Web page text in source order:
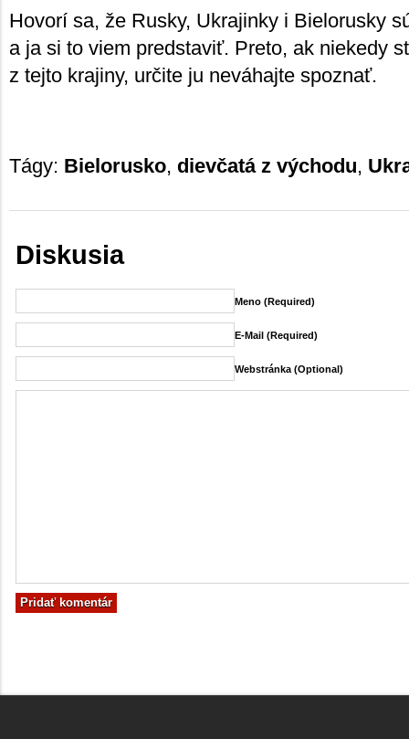
Hovorí sa, že Rusky, Ukrajinky i Bielorusky
a ja si to viem predstaviť. Preto, ak niekedy
z tejto krajiny, určite ju neváhajte spoznať.
Tágy: Bielorusko, dievčatá z východu,
Diskusia
Meno (required)
E-Mail (required)
Webstránka (Optional)